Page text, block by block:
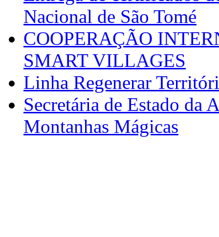
Nacional de São Tomé
COOPERAÇÃO
SMART VILLAGES
Linha Regenerar
Secretária de Estado da
Montanhas Mágicas